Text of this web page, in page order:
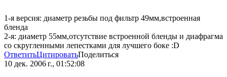
1-я версия: диаметр резьбы под фильтр 49мм,встроенная
бленда
2-я: диаметр 55мм,отсутствие встроенной бленды и диафрагма
со скругленными лепестками для лучшего боке :D
ОтветитьЦитироватьПоделиться
10 дек. 2006 г., 01:52:08